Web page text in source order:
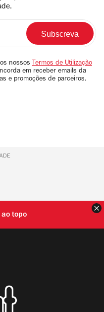
nossos Termos de Utilização
em receber emails da
e promoções de parceiros.
topo